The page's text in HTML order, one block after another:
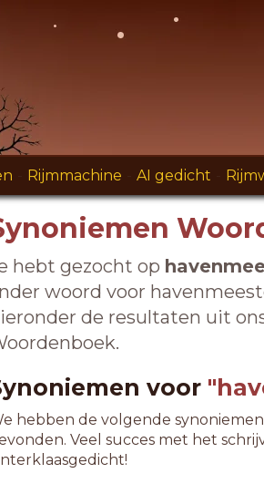
Rijmmachine AI gedicht
hebt gezocht op
woord voor
de resultaten uit
voor
hebben de volgende
Veel succes met het